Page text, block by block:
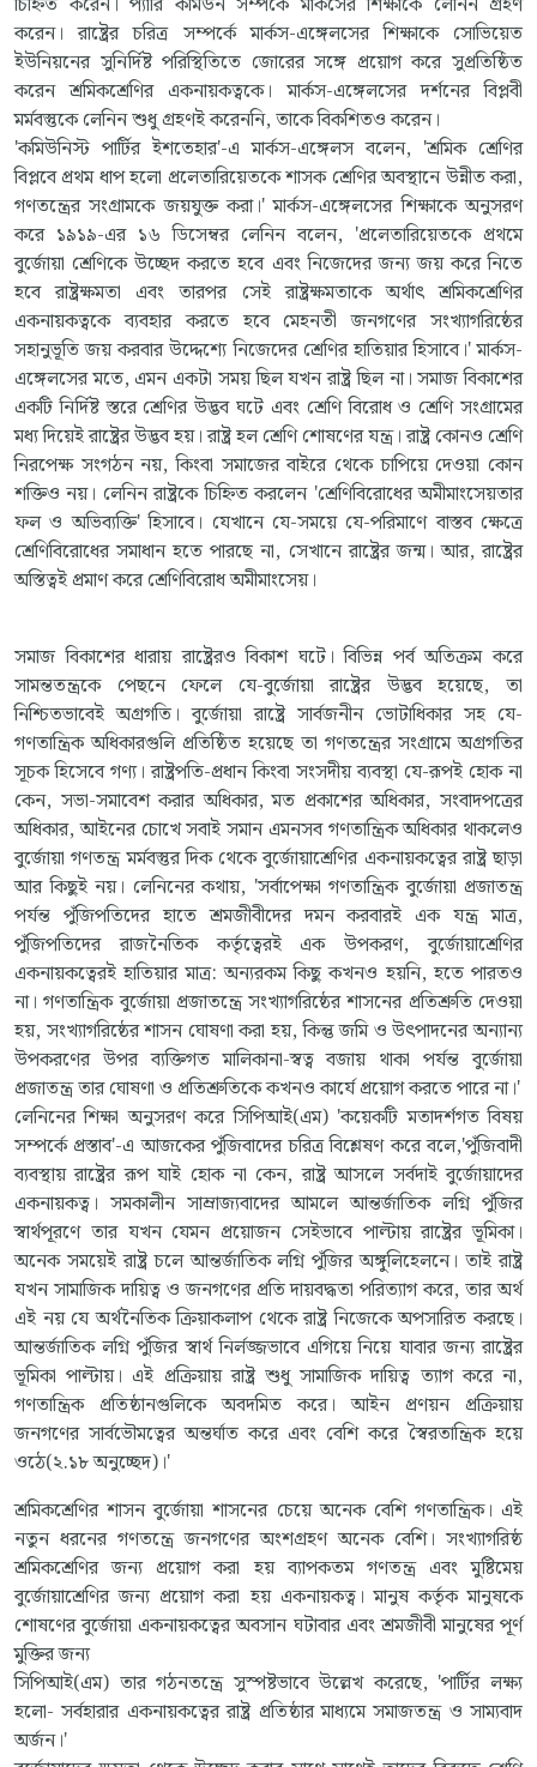
করেন। রাষ্ট্রের চরিত্র সম্পর্কে মার্কস-এঙ্গেলসের শিক্ষাকে সোভিয়েত
ইউনিয়নের সুনির্দিষ্ট পরিস্থিতিতে জোরের সঙ্গে প্রয়োগ করে সুপ্রতিষ্ঠিত
করেন শ্রমিকশ্রেণির একনায়কত্বকে। মার্কস-এঙ্গেলসের দর্শনের বিপ্লবী
মর্মবস্তুকে লেনিন শুধু গ্রহণই করেননি, তাকে বিকশিতও করেন।
'কমিউনিস্ট পার্টির ইশতেহার'-এ মার্কস-এঙ্গেলস বলেন, 'শ্রমিক শ্রেণির
বিপ্লবে প্রথম ধাপ হলো প্রলেতারিয়েতকে শাসক শ্রেণির অবস্থানে উন্নীত করা,
গণতন্ত্রের সংগ্রামকে জয়যুক্ত করা।' মার্কস-এঙ্গেলসের শিক্ষাকে অনুসরণ
করে ১৯১৯-এর ১৬ ডিসেম্বর লেনিন বলেন, 'প্রলেতারিয়েতকে প্রথমে
বুর্জোয়া শ্রেণিকে উচ্ছেদ করতে হবে এবং নিজেদের জন্য জয় করে নিতে
হবে রাষ্ট্রক্ষমতা এবং তারপর সেই রাষ্ট্রক্ষমতাকে অর্থাৎ শ্রমিকশ্রেণির
একনায়কত্বকে ব্যবহার করতে হবে মেহনতী জনগণের সংখ্যাগরিষ্ঠের
সহানুভূতি জয় করবার উদ্দেশ্যে নিজেদের শ্রেণির হাতিয়ার হিসাবে।' মার্কস-
এঙ্গেলসের মতে, এমন একটা সময় ছিল যখন রাষ্ট্র ছিল না। সমাজ বিকাশের
একটি নির্দিষ্ট স্তরে শ্রেণির উদ্ভব ঘটে এবং শ্রেণি বিরোধ ও শ্রেণি সংগ্রামের
মধ্য দিয়েই রাষ্ট্রের উদ্ভব হয়। রাষ্ট্র হল শ্রেণি শোষণের যন্ত্র। রাষ্ট্র কোনও শ্রেণি
নিরপেক্ষ সংগঠন নয়, কিংবা সমাজের বাইরে থেকে চাপিয়ে দেওয়া কোন
শক্তিও নয়। লেনিন রাষ্ট্রকে চিহ্নিত করলেন 'শ্রেণিবিরোধের অমীমাংসেয়তার
ফল ও অভিব্যক্তি' হিসাবে। যেখানে যে-সময়ে যে-পরিমাণে বাস্তব ক্ষেত্রে
শ্রেণিবিরোধের সমাধান হতে পারছে না, সেখানে রাষ্ট্রের জন্ম। আর, রাষ্ট্রের
অস্তিত্বই প্রমাণ করে শ্রেণিবিরোধ অমীমাংসেয়।
সমাজ বিকাশের ধারায় রাষ্ট্রেরও বিকাশ ঘটে। বিভিন্ন পর্ব অতিক্রম করে
সামন্ততন্ত্রকে পেছনে ফেলে যে-বুর্জোয়া রাষ্ট্রের উদ্ভব হয়েছে, তা
নিশ্চিতভাবেই অগ্রগতি। বুর্জোয়া রাষ্ট্রে সার্বজনীন ভোটাধিকার সহ যে-
গণতান্ত্রিক অধিকারগুলি প্রতিষ্ঠিত হয়েছে তা গণতন্ত্রের সংগ্রামে অগ্রগতির
সূচক হিসেবে গণ্য। রাষ্ট্রপতি-প্রধান কিংবা সংসদীয় ব্যবস্থা যে-রূপই হোক না
কেন, সভা-সমাবেশ করার অধিকার, মত প্রকাশের অধিকার, সংবাদপত্রের
অধিকার, আইনের চোখে সবাই সমান এমনসব গণতান্ত্রিক অধিকার থাকলেও
বুর্জোয়া গণতন্ত্র মর্মবস্তুর দিক থেকে বুর্জোয়াশ্রেণির একনায়কত্বের রাষ্ট্র ছাড়া
আর কিছুই নয়। লেনিনের কথায়, 'সর্বাপেক্ষা গণতান্ত্রিক বুর্জোয়া প্রজাতন্ত্র
পর্যন্ত পুঁজিপতিদের হাতে শ্রমজীবীদের দমন করবারই এক যন্ত্র মাত্র,
পুঁজিপতিদের রাজনৈতিক কর্তৃত্বেরই এক উপকরণ, বুর্জোয়াশ্রেণির
একনায়কত্বেরই হাতিয়ার মাত্র: অন্যরকম কিছু কখনও হয়নি, হতে পারতও
না। গণতান্ত্রিক বুর্জোয়া প্রজাতন্ত্রে সংখ্যাগরিষ্ঠের শাসনের প্রতিশ্রুতি দেওয়া
হয়, সংখ্যাগরিষ্ঠের শাসন ঘোষণা করা হয়, কিন্তু জমি ও উৎপাদনের অন্যান্য
উপকরণের উপর ব্যক্তিগত মালিকানা-স্বত্ব বজায় থাকা পর্যন্ত বুর্জোয়া
প্রজাতন্ত্র তার ঘোষণা ও প্রতিশ্রুতিকে কখনও কার্যে প্রয়োগ করতে পারে না।'
লেনিনের শিক্ষা অনুসরণ করে সিপিআই(এম) 'কয়েকটি মতাদর্শগত বিষয়
সম্পর্কে প্রস্তাব'-এ আজকের পুঁজিবাদের চরিত্র বিশ্লেষণ করে বলে,'পুঁজিবাদী
ব্যবস্থায় রাষ্ট্রের রূপ যাই হোক না কেন, রাষ্ট্র আসলে সর্বদাই বুর্জোয়াদের
একনায়কত্ব। সমকালীন সাম্রাজ্যবাদের আমলে আন্তর্জাতিক লগ্নি পুঁজির
স্বার্থপূরণে তার যখন যেমন প্রয়োজন সেইভাবে পাল্টায় রাষ্ট্রের ভূমিকা।
অনেক সময়েই রাষ্ট্র চলে আন্তর্জাতিক লগ্নি পুঁজির অঙ্গুলিহেলনে। তাই রাষ্ট্র
যখন সামাজিক দায়িত্ব ও জনগণের প্রতি দায়বদ্ধতা পরিত্যাগ করে, তার অর্থ
এই নয় যে অর্থনৈতিক ক্রিয়াকলাপ থেকে রাষ্ট্র নিজেকে অপসারিত করছে।
আন্তর্জাতিক লগ্নি পুঁজির স্বার্থ নির্লজ্জভাবে এগিয়ে নিয়ে যাবার জন্য রাষ্ট্রের
ভূমিকা পাল্টায়। এই প্রক্রিয়ায় রাষ্ট্র শুধু সামাজিক দায়িত্ব ত্যাগ করে না,
গণতান্ত্রিক প্রতিষ্ঠানগুলিকে অবদমিত করে। আইন প্রণয়ন প্রক্রিয়ায়
জনগণের সার্বভৌমত্বের অন্তর্ঘাত করে এবং বেশি করে স্বৈরতান্ত্রিক হয়ে
ওঠে(২.১৮ অনুচ্ছেদ)।'
শ্রমিকশ্রেণির শাসন বুর্জোয়া শাসনের চেয়ে অনেক বেশি গণতান্ত্রিক। এই
নতুন ধরনের গণতন্ত্রে জনগণের অংশগ্রহণ অনেক বেশি। সংখ্যাগরিষ্ঠ
শ্রমিকশ্রেণির জন্য প্রয়োগ করা হয় ব্যাপকতম গণতন্ত্র এবং মুষ্টিমেয়
বুর্জোয়াশ্রেণির জন্য প্রয়োগ করা হয় একনায়কত্ব। মানুষ কর্তৃক মানুষকে
শোষণের বুর্জোয়া একনায়কত্বের অবসান ঘটাবার এবং শ্রমজীবী মানুষের পূর্ণ
মুক্তির জন্য
সিপিআই(এম) তার গঠনতন্ত্রে সুস্পষ্টভাবে উল্লেখ করেছে, 'পার্টির লক্ষ্য
হলো- সর্বহারার একনায়কত্বের রাষ্ট্র প্রতিষ্ঠার মাধ্যমে সমাজতন্ত্র ও সাম্যবাদ
অর্জন।'